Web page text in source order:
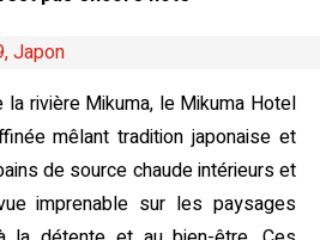
Japon
rivière Mikuma, le Mikuma Hotel
mêlant tradition japonaise et
de source chaude intérieurs et
imprenable sur les paysages